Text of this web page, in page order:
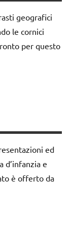
geografici
le cornici
per questo
ed
d’infanzia e
è offerto da